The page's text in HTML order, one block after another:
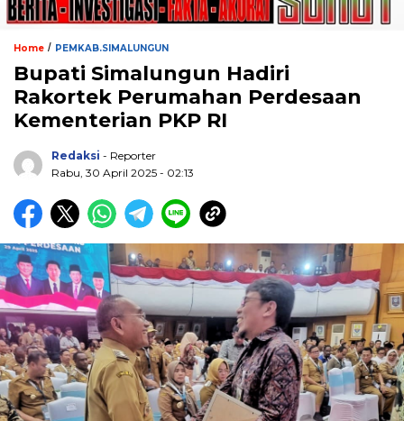
Home / PEMKAB.SIMALUNGUN
Bupati Simalungun Hadiri
Rakortek Perumahan Perdesaan
Kementerian PKP RI
Redaksi - Reporter
Rabu, 30 April 2025 - 02:13